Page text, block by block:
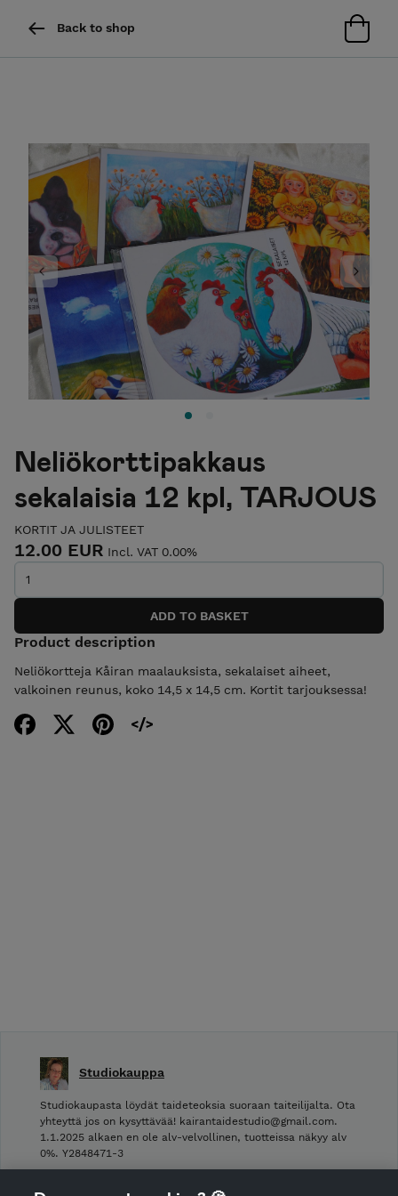
Back to shop
Previous Next
Neliökorttipakkaus
sekalaisia 12 kpl, TARJOUS
KORTIT JA JULISTEET
12.00 EUR Incl. VAT 0.00%
Product description
Neliökortteja Kåiran maalauksista, sekalaiset aiheet,
valkoinen reunus, koko 14,5 x 14,5 cm. Kortit tarjouksessa!
Studiokauppa
Studiokaupasta löydät taideteoksia suoraan taiteilijalta. Ota
yhteyttä jos on kysyttävää! kairantaidestudio@gmail.com.
1.1.2025 alkaen en ole alv-velvollinen, tuotteissa näkyy alv
0%. Y2848471-3